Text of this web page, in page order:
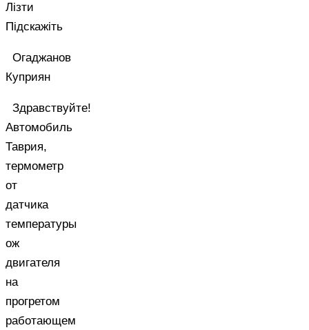
Лізти
Підскажіть
Огаджанов
Куприян
Здравствуйте!
Автомобиль
Таврия,
термометр
от
датчика
температуры
ож
двигателя
на
прогретом
работающем